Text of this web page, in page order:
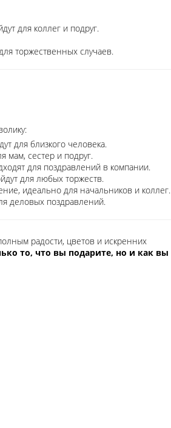
для коллег и подруг.
торжественных случаев.
для близкого человека.
мам, сестер и подруг.
для поздравлений в компании.
для любых торжеств.
идеально для начальников и коллег.
деловых поздравлений.
радости, цветов и искренних
то, что вы подарите, но и как вы